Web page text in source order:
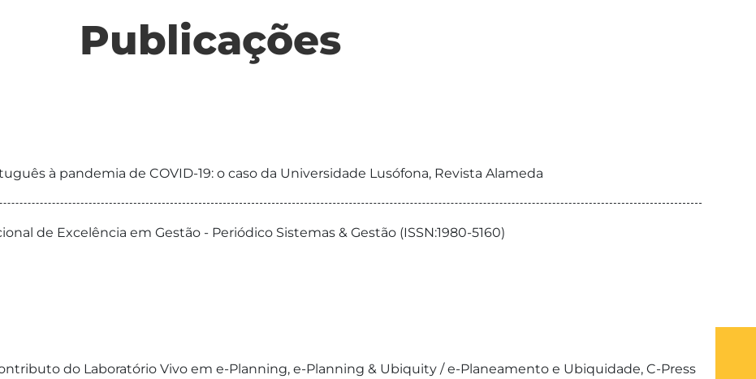
Publicações
à pandemia de COVID-19: o caso da Universidade Lusófona, Revista Alameda
de Excelência em Gestão - Periódico Sistemas & Gestão (ISSN:1980-5160)
do Laboratório Vivo em e-Planning, e-Planning & Ubiquity / e-Planeamento e Ubiquidade, C-Press